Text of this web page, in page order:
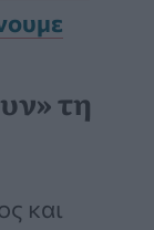
τη
και